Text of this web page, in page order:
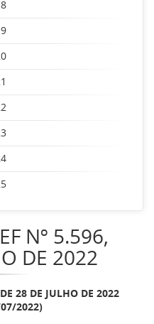
Nº 5.596,
DE 2022
28 DE JULHO DE 2022
2022)